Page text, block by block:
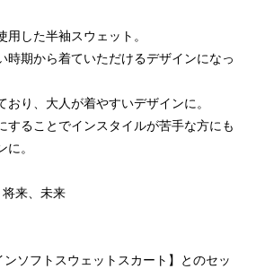
した半袖スウェット。
時期から着ていただけるデザインになっ
おり、大人が着やすいデザインに。
することでインスタイルが苦手な方にも
。
来、未来
ソフトスウェットスカート】とのセッ